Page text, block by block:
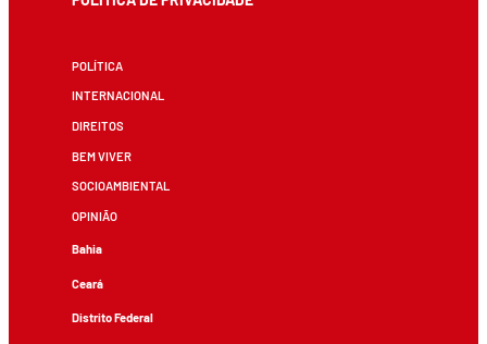
POLÍTICA
INTERNACIONAL
DIREITOS
BEM VIVER
SOCIOAMBIENTAL
OPINIÃO
Bahia
Ceará
Distrito Federal